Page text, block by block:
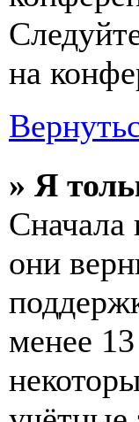
на
» Я
Сначала
они
менее